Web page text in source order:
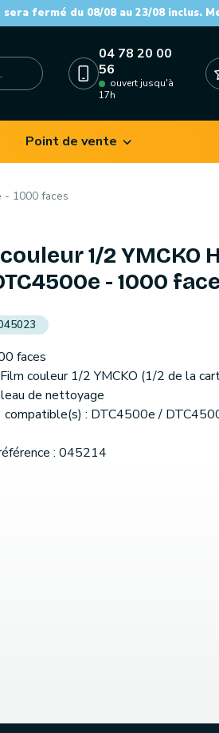
fermé du 08/08 au 23/08 inclus.
04 78 20 00
56
ouvert jusqu'à
17h
Point de vente
- 1000 faces
1/2 YMCKO
- 1000
faces
couleur 1/2 YMCKO (1/2 de la
de nettoyage
compatible(s) : DTC4500e /
: 045214